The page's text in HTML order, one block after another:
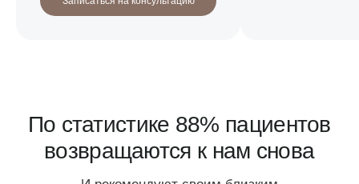
+7 (958) 578 87 29